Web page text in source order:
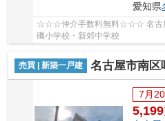
愛知県
☆☆☆仲介手数料無料☆☆☆ 名古屋
磯小学校・新郊中学校
売買 | 新築一戸建 名古屋市南区呼続３丁目7
7月
5,199